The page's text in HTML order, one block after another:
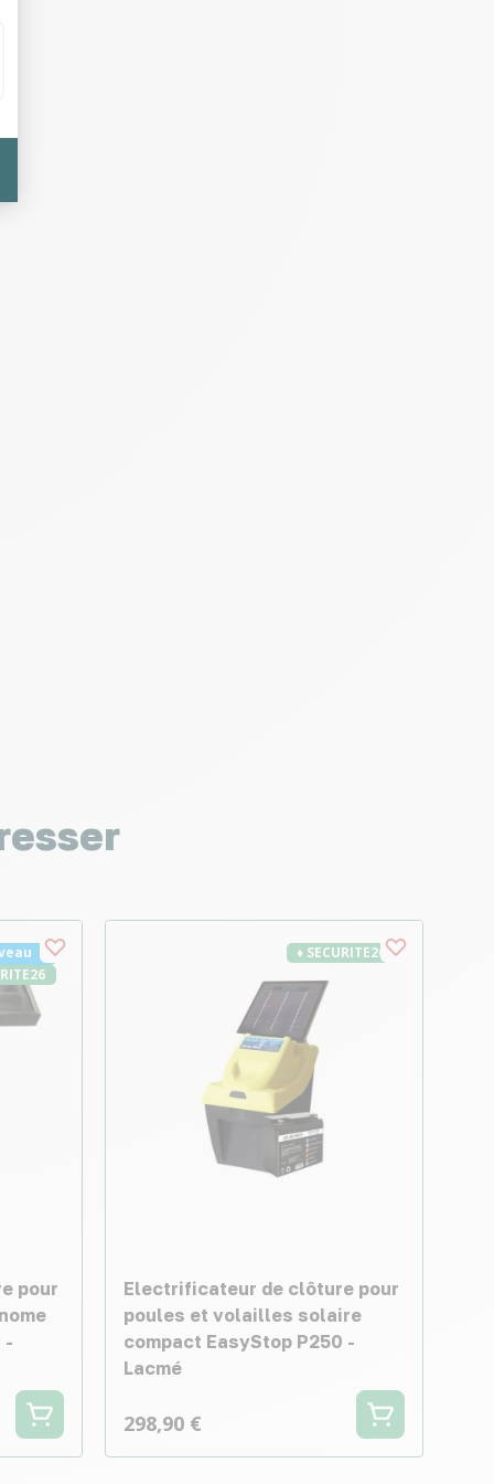
pour
-
♦ SECURITE26
Electrificateur de clôture pour
poules et volailles solaire
compact EasyStop P250 -
Lacmé
298,90 €